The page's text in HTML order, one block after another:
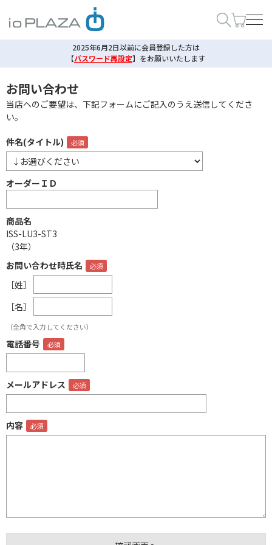
2025年6月2日以前に会員登録した方は
【パスワード再設定】 をお願いいたします
お問い合わせ
当店へのご要望は、下記フォームにご記入のうえ送信してくださ
い。
件名(タイトル)
オーダーＩＤ
商品名
ISS-LU3-ST3
（3年）
お問い合わせ時氏名
［姓］
［名］
（全角で入力してください）
電話番号
メールアドレス
内容